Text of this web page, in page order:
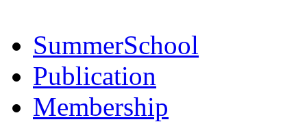
SummerSchool
Publication
Membership